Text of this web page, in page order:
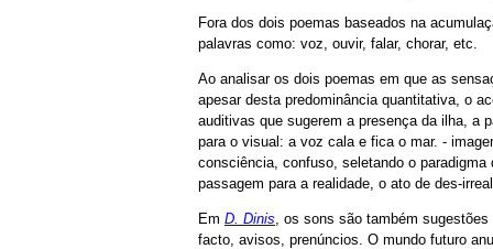
Fora dos dois poemas baseados na
palavras como: voz, ouvir, falar, chorar, etc.
Ao analisar os dois poemas em que as
apesar desta predominância quantitativa, o
auditivas que sugerem a presença da ilha, a
para o visual: a voz cala e fica o mar. -
consciência, confuso, seletando o
passagem para a realidade, o ato de des-
Em D. Dinis , os sons são também
facto, avisos, prenúncios. O mundo futuro